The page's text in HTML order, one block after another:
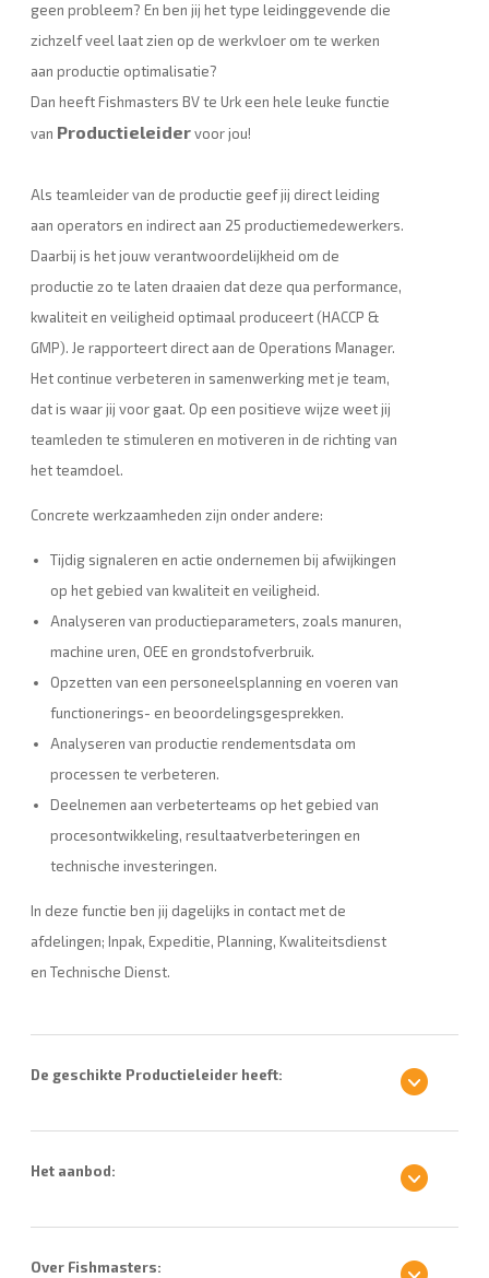
geen probleem? En ben jij het type leidinggevende die
zichzelf veel laat zien op de werkvloer om te werken
aan productie optimalisatie?
Dan heeft Fishmasters BV te Urk een hele leuke functie
van Productieleidervoor jou!
Als teamleider van de productie geef jij direct leiding
aan operators en indirect aan 25 productiemedewerkers.
Daarbij is het jouw verantwoordelijkheid om de
productie zo te laten draaien dat deze qua performance,
kwaliteit en veiligheid optimaal produceert (HACCP &
GMP). Je rapporteert direct aan de Operations Manager.
Het continue verbeteren in samenwerking met je team,
dat is waar jij voor gaat. Op een positieve wijze weet jij
teamleden te stimuleren en motiveren in de richting van
het teamdoel.
Concrete werkzaamheden zijn onder andere:
Tijdig signaleren en actie ondernemen bij afwijkingen
op het gebied van kwaliteit en veiligheid.
Analyseren van productieparameters, zoals manuren,
machine uren, OEE en grondstofverbruik.
Opzetten van een personeelsplanning en voeren van
functionerings- en beoordelingsgesprekken.
Analyseren van productie rendementsdata om
processen te verbeteren.
Deelnemen aan verbeterteams op het gebied van
procesontwikkeling, resultaatverbeteringen en
technische investeringen.
In deze functie ben jij dagelijks in contact met de
afdelingen; Inpak, Expeditie, Planning, Kwaliteitsdienst
en Technische Dienst.
De geschikte Productieleider heeft:
Het aanbod:
Over Fishmasters: